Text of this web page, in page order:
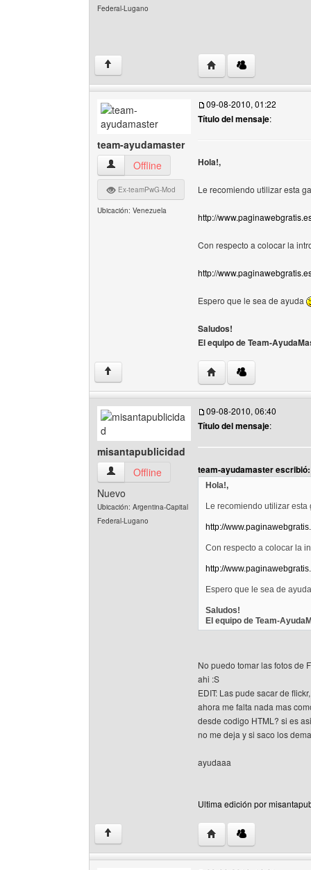
Federal-Lugano
↑ Visitar sitio web del
team-ayudamaster
team-ayudamaster Ver perfil del usuario
Offline
Ex-teamPwG-Mod
Ubicación: Venezuela
09-08-2010, 01:22
Título del mensaje:
Hola!,
Le recomiendo utilizar esta
http://
Con respecto a colocar la
http://
Espero que le sea de ayuda
Saludos!
El equipo de Team-
↑ Visitar sitio web del
misantapublicidad
misantapublicidad Ver perfil del usuario
Offline
Nuevo
Ubicación: Argentina-Capital
Federal-Lugano
09-08-2010, 06:40
Título del mensaje:
team-ayudamaster escribió:
Hola!,
Le recomiendo utilizar esta
http://
Con respecto a colocar la
http://
Espero que le sea de
Saludos!
El equipo de Team-
No puedo tomar las fotos de
ahi :S
EDIT: Las pude sacar de
ahora me falta nada mas
desde codigo HTML? si es
no me deja y si saco los
ayudaaa
Ultima edición por
↑ Visitar sitio web del